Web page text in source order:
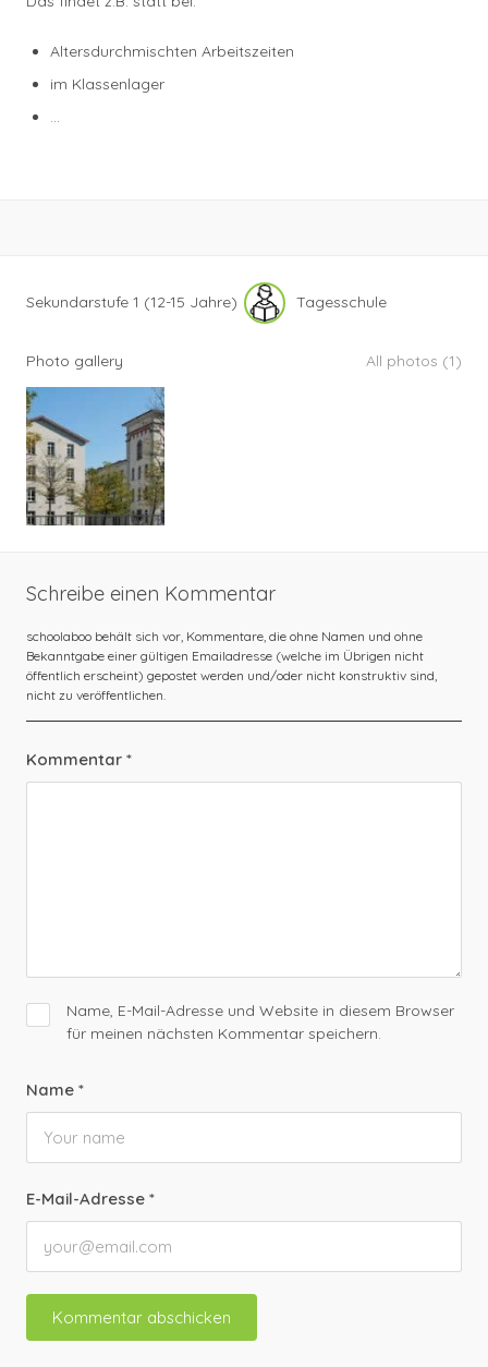
Altersdurchmischten Arbeitszeiten
im Klassenlager
…
Sekundarstufe 1 (12-15 Jahre) Tagesschule
Photo gallery All photos (1)
Schreibe einen Kommentar
Kommentar *
Name *
E-Mail-Adresse *
Name, E-Mail-Adresse und Website in diesem Browser
für meinen nächsten Kommentar speichern.